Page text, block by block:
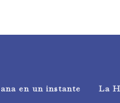
en un instante La